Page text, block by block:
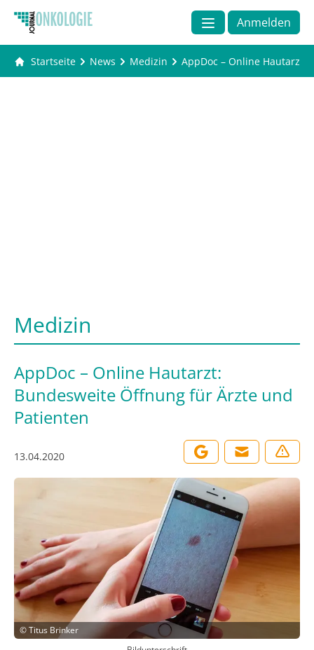
Anmelden
Startseite News Medizin AppDoc – Online Hautarzt:
Medizin
AppDoc – Online Hautarzt:
Bundesweite Öffnung für Ärzte und
Patienten
13.04.2020
©Titus Brinker